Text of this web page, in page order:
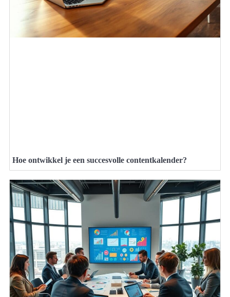
Hoe ontwikkel je een succesvolle contentkalender?